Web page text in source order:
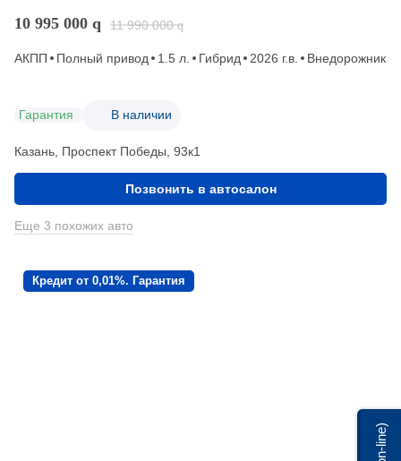
10 995 000 q 11 990 000 q
АКПП Полный привод 1.5 л. Гибрид 2026 г.в. Внедорожник
Гарантия В наличии
Казань, Проспект Победы, 93к1
Позвонить в автосалон
Еще 3 похожих авто
Кредит от 0,01%. Гарантия